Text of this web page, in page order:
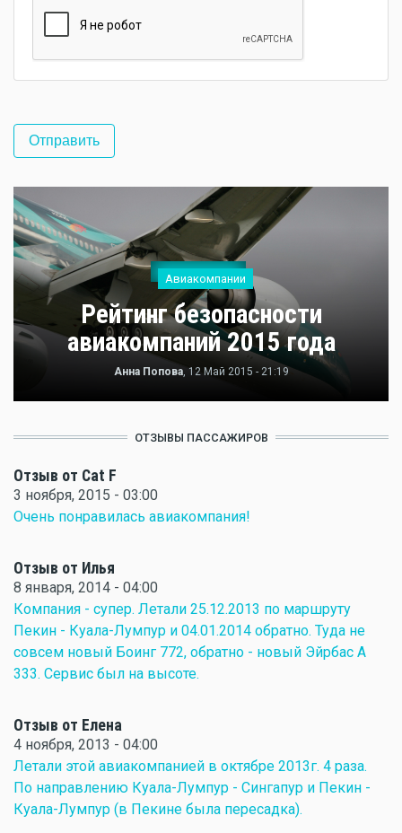
Авиакомпании
Рейтинг безопасности
авиакомпаний 2015 года
Анна Попова, 12 Май 2015 - 21:19
ОТЗЫВЫ ПАССАЖИРОВ
Отзыв от Cat F
3 ноября, 2015 - 03:00
Очень понравилась авиакомпания!
Отзыв от Илья
8 января, 2014 - 04:00
Компания - супер. Летали 25.12.2013 по маршруту
Пекин - Куала-Лумпур и 04.01.2014 обратно. Туда не
совсем новый Боинг 772, обратно - новый Эйрбас А
333. Сервис был на высоте.
Отзыв от Елена
4 ноября, 2013 - 04:00
Летали этой авиакомпанией в октябре 2013г. 4 раза.
По направлению Куала-Лумпур - Сингапур и Пекин -
Куала-Лумпур (в Пекине была пересадка).